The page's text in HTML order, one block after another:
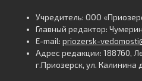
Учредитель: ООО
Главный редактор:
E-mail: priozersk-
Адрес редакции: 188760,
г.Приозерск, ул. Калинина